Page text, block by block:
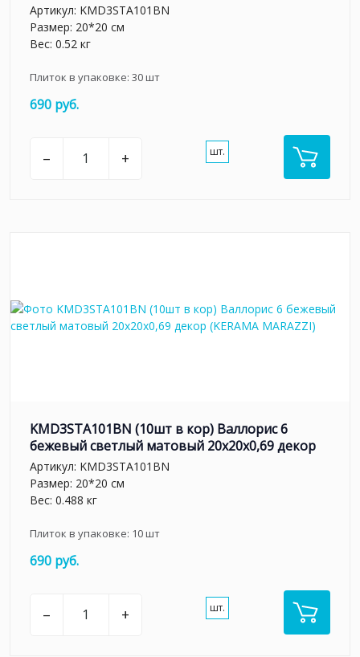
Артикул: KMD3STA101BN
Размер: 20*20 см
Вес: 0.52 кг
Плиток в упаковке: 30шт
690 руб.
– + шт.
KMD3STA101BN (10шт в кор) Валлорис 6
бежевый светлый матовый 20x20x0,69 декор
Артикул: KMD3STA101BN
Размер: 20*20 см
Вес: 0.488 кг
Плиток в упаковке: 10шт
690 руб.
– + шт.